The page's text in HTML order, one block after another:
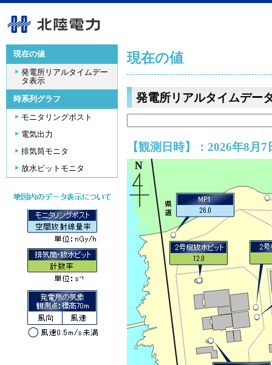
現在の値
発電所リアルタイムデー
タ表示
時系列グラフ
モニタリングポスト
電気出力
排気筒モニタ
放水ピットモニタ
現在の値
発電所リアルタイムデー
【観測日時】：2026年8月